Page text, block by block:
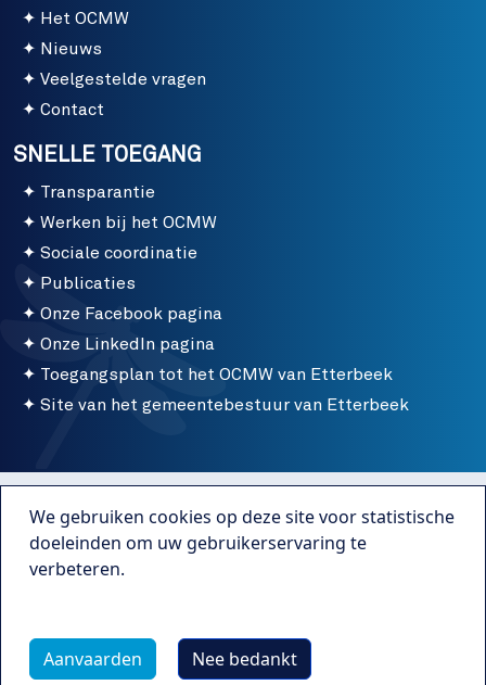
Het OCMW
Nieuws
Veelgestelde vragen
Contact
SNELLE TOEGANG
Transparantie
Werken bij het OCMW
Sociale coordinatie
Publicaties
Onze Facebook pagina
Onze LinkedIn pagina
Toegangsplan tot het OCMW van Etterbeek
Site van het gemeentebestuur van Etterbeek
Menu bottom
Publicaties
Wettelijke vermeldingen
We gebruiken cookies op deze site voor statistische
doeleinden om uw gebruikerservaring te
verbeteren.
Aanvaarden
Nee bedankt